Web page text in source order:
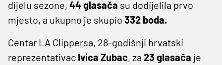
dijelu sezone, 44 glasača su dodijelila prvo
mjesto, a ukupno je skupio 332 boda.
Centar LA Clippersa, 28-godišnji hrvatski
reprezentativac Ivica Zubac, za 23 glasača je